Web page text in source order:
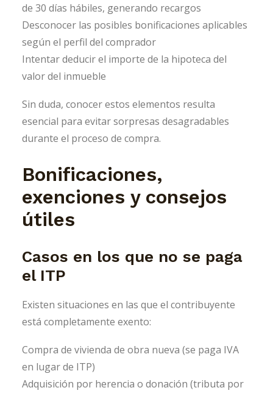
de 30 días hábiles, generando recargos
Desconocer las posibles bonificaciones aplicables
según el perfil del comprador
Intentar deducir el importe de la hipoteca del
valor del inmueble
Sin duda, conocer estos elementos resulta
esencial para evitar sorpresas desagradables
durante el proceso de compra.
Bonificaciones,
exenciones y consejos
útiles
Casos en los que no se paga
el ITP
Existen situaciones en las que el contribuyente
está completamente exento:
Compra de vivienda de obra nueva (se paga IVA
en lugar de ITP)
Adquisición por herencia o donación (tributa por